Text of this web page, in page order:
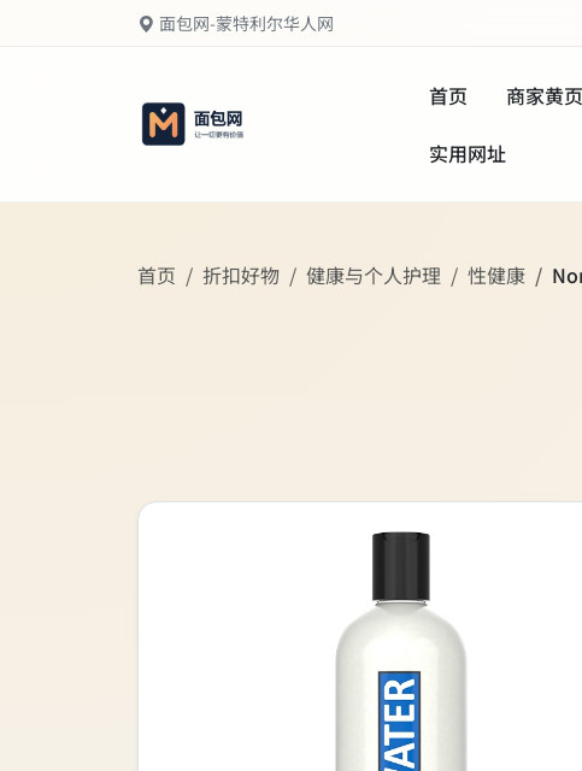
面包网-蒙特利尔华人网
首页 商家黄页
实用网址
首页 折扣好物 健康与个人护理 性健康